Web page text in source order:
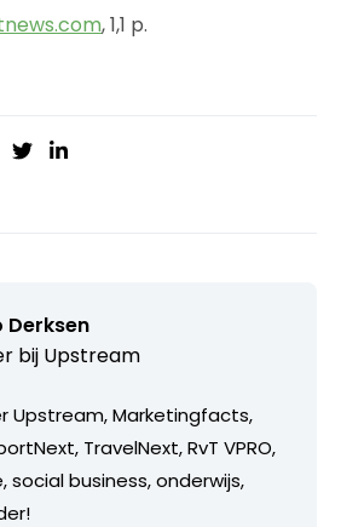
, 1,1 p.
Derksen
bij Upstream
Upstream, Marketingfacts,
TravelNext, RvT VPRO,
social business, onderwijs,